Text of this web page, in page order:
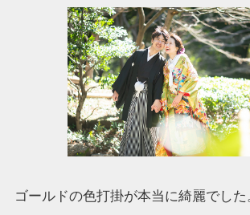
ゴールドの色打掛が本当に綺麗でした